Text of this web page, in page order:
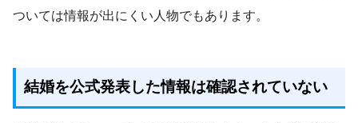
ついては情報が出にくい人物でもあります。
結婚を公式発表した情報は確認されていない